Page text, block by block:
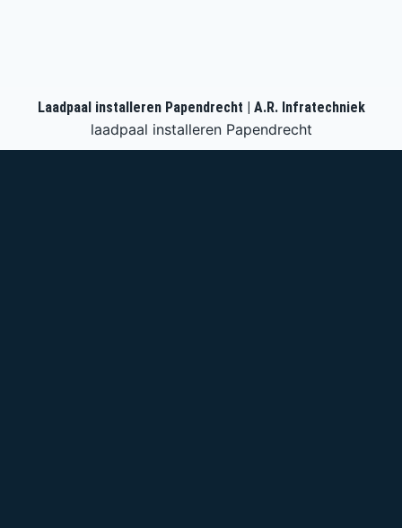
Laadpaal installeren Papendrecht | A.R. Infratechniek
laadpaal installeren Papendrecht